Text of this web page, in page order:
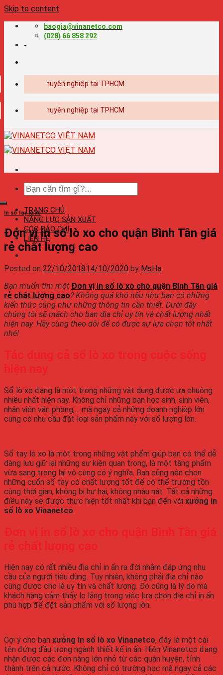
Skip to content
baogia@vinanetco.com
(028) 66 858 292
-
in ấn chuyên nghiệp tại TPHCM
in ấn chuyên nghiệp tại TPHCM
TRANG CHỦ
NĂNG LỰC SẢN XUẤT
GÓC BÁO CHÍ
LIÊN HỆ
In sổ tay lò xo
Đơn vị in sổ lò xo cho quận Bình Tân giá
rẻ chất lượng cao
Posted on 22/10/201814/10/2020 by MsHa
Bạn muốn tìm một Đơn vị in sổ lò xo cho quận Bình Tân giá
rẻ chất lượng cao? Không quá khó nếu như bạn có những
kiến thức cũng như những thông tin cần thiết. Dưới đây
chúng tôi sẽ mách cho bạn địa chỉ uy tín và chất lượng nhất
hiện nay. Hãy cùng theo dõi để có được sự lựa chọn tốt nhất
nhé!
Tác dụng cả sổ lò xo trong cuộc sống
hiện nay
Sổ lò xo đang là một trong những vật dụng được ưa chuộng
nhiều nhất hiện nay. Không chỉ những bạn học sinh, sinh viên,
nhân viên văn phòng,… mà ngay cả những doanh nghiệp lớn
cũng có nhu cầu đặt loại sản phẩm này với số lượng lớn.
Sổ tay lò xo là một trong những vật phẩm giúp bạn có thể dễ
dàng lưu giữ lại những sự kiện quan trọng, là một tặng phẩm
vừa sang trọng lại vô cùng có ý nghĩa. Bạn cũng nên chọn
những cuốn sổ tay có chất lượng tốt để có thể trường tồn
cùng thời gian, không bị hư hại, không nhàu nát. Tất cả những
điều này sẽ được thực hiện tốt nhất khi bạn đến với xưởng in
sổ lò xo Vinanetco.
Đơn vị in sổ lò xo cho quận Bình Tân giá
rẻ chất lượng cao
Hiện nay có rất nhiều địa chỉ in ấn ra đời nhằm đáp ứng nhu
cầu của người tiêu dùng. Tuy nhiên, không phải địa chỉ nào
cũng được cho là uy tín và chất lượng. Đó cũng là lý do mà
khách hàng cảm thấy lo lắng trong việc lựa chọn địa chỉ in ấn
phù hợp để đặt sản phẩm với số lượng lớn.
Gợi ý cho bạn xưởng in sổ lò xo Vinanetco, đây là một cái
tên đứng đầu trong ngành thiết kế in ấn. Hiện Vinanetco đang
nhận được các đơn hàng lớn nhỏ từ các quận huyện, tỉnh
thành trên cả nước. Không chỉ có trường học mà ngay cả các